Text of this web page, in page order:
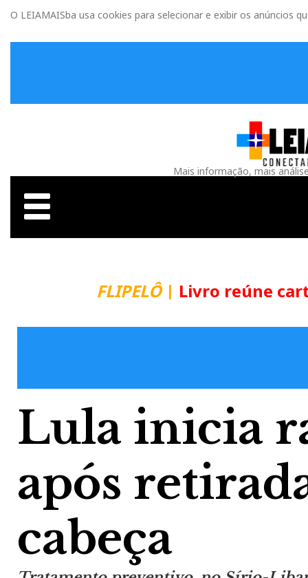
O LEIAMAISba usa cookies para selecionar e exibir os anúncios
Mais informação, mais
FLIPELÔ| Livro reúne
Lula inicia
após
cabeça